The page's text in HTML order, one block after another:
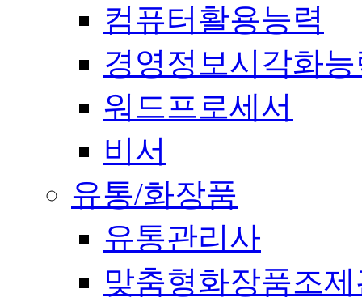
컴퓨터활용능력
경영정보시각화
워드프로세서
비서
유통/화장품
유통관리사
맞춤형화장품조